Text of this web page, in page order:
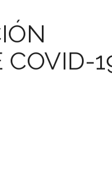
COVID-